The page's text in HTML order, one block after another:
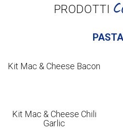
PRODOTTI
PASTA
Kit Mac & Cheese Bacon
Kit Mac & Cheese Chili
Garlic